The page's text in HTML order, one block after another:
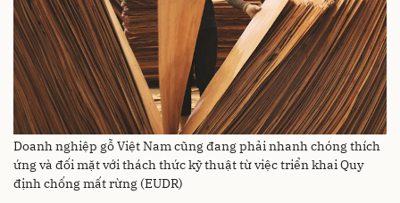
Doanh nghiệp gỗ Việt Nam cũng đang phải nhanh chóng thích
ứng và đối mặt với thách thức kỹ thuật từ việc triển khai Quy
định chống mất rừng (EUDR)